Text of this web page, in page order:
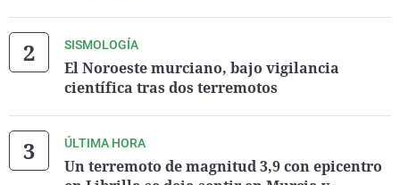
SISMOLOGÍA
El Noroeste murciano, bajo vigilancia
científica tras dos terremotos
ÚLTIMA HORA
Un terremoto de magnitud 3,9 con epicentro